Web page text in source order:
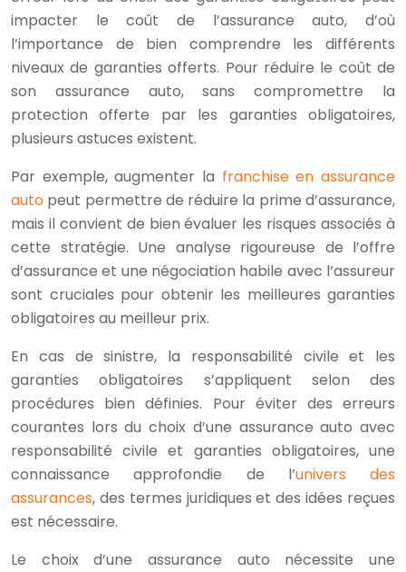
impacter le coût de l’assurance auto, d’où
l’importance de bien comprendre les différents
niveaux de garanties offerts. Pour réduire le coût de
son assurance auto, sans compromettre la
protection offerte par les garanties obligatoires,
plusieurs astuces existent.
Par exemple, augmenter la franchise en assurance
auto peut permettre de réduire la prime d’assurance,
mais il convient de bien évaluer les risques associés à
cette stratégie. Une analyse rigoureuse de l’offre
d’assurance et une négociation habile avec l’assureur
sont cruciales pour obtenir les meilleures garanties
obligatoires au meilleur prix.
En cas de sinistre, la responsabilité civile et les
garanties obligatoires s’appliquent selon des
procédures bien définies. Pour éviter des erreurs
courantes lors du choix d’une assurance auto avec
responsabilité civile et garanties obligatoires, une
connaissance approfondie de l’univers des
assurances, des termes juridiques et des idées reçues
est nécessaire.
Le choix d’une assurance auto nécessite une